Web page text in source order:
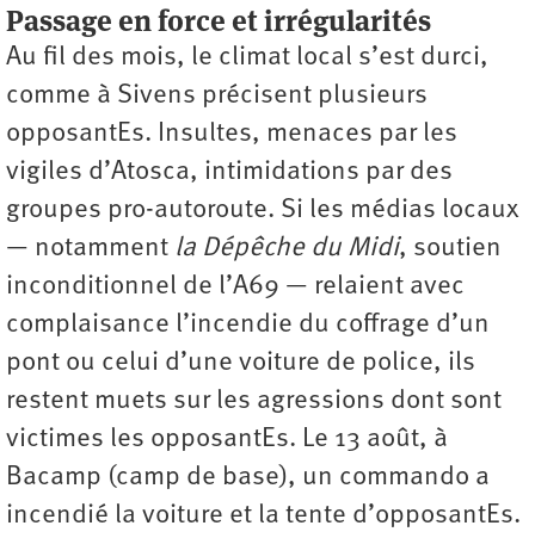
Passage en force et irrégularités
Au fil des mois, le climat local s’est durci,
comme à Sivens précisent plusieurs
opposantEs. Insultes, menaces par les
vigiles d’Atosca, intimidations par des
groupes pro-autoroute. Si les médias locaux
— notamment la Dépêche du Midi, soutien
inconditionnel de l’A69 — relaient avec
complaisance l’incendie du coffrage d’un
pont ou celui d’une voiture de police, ils
restent muets sur les agressions dont sont
victimes les opposantEs. Le 13 août, à
Bacamp (camp de base), un commando a
incendié la voiture et la tente d’opposantEs.